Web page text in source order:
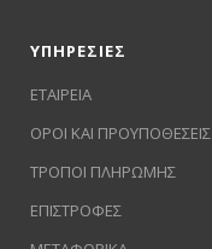
ΥΠΗΡΕΣΙΕΣ
ΕΤΑΙΡΕΙΑ
ΟΡΟΙ ΚΑΙ ΠΡΟΥΠΟΘΕΣΕΙΣ
ΤΡΟΠΟΙ ΠΛΗΡΩΜΗΣ
ΕΠΙΣΤΡΟΦΕΣ